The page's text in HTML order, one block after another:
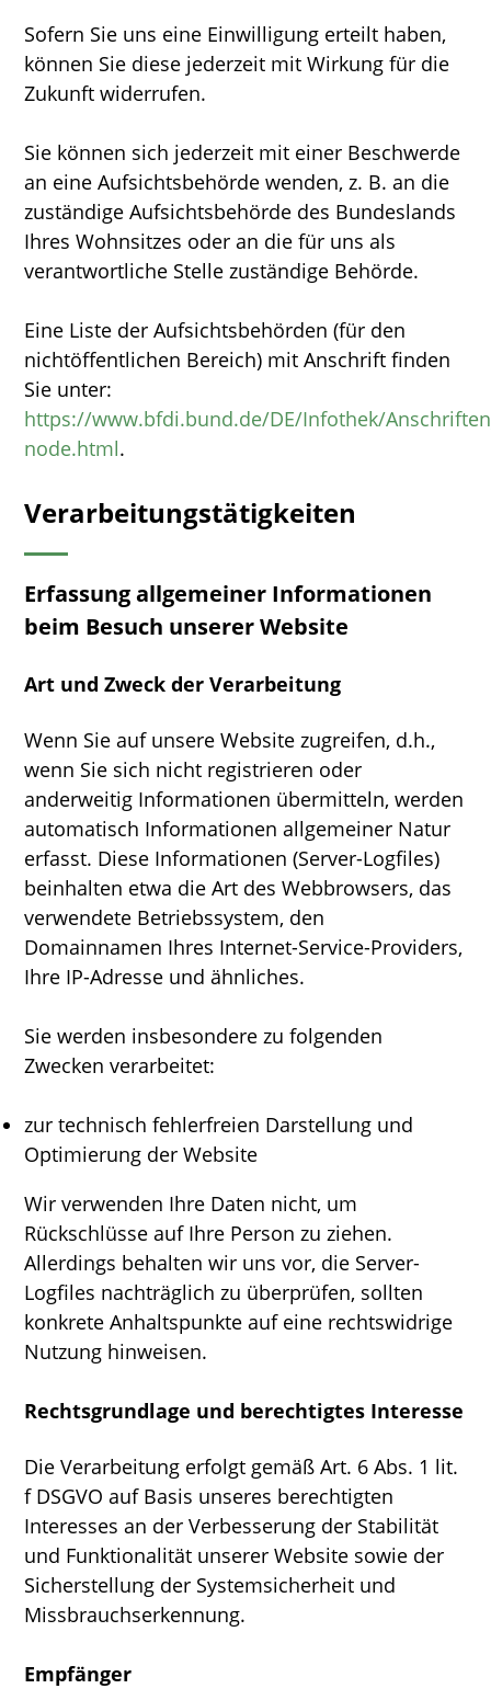
Sofern Sie uns eine Einwilligung erteilt haben,
können Sie diese jederzeit mit Wirkung für die
Zukunft widerrufen.
Sie können sich jederzeit mit einer Beschwerde
an eine Aufsichtsbehörde wenden, z. B. an die
zuständige Aufsichtsbehörde des Bundeslands
Ihres Wohnsitzes oder an die für uns als
verantwortliche Stelle zuständige Behörde.
Eine Liste der Aufsichtsbehörden (für den
nichtöffentlichen Bereich) mit Anschrift finden
Sie unter:
https://www.bfdi.bund.de/DE/Infothek/
node.html.
Verarbeitungstätigkeiten
Erfassung allgemeiner Informationen
beim Besuch unserer Website
Art und Zweck der Verarbeitung
Wenn Sie auf unsere Website zugreifen, d.h.,
wenn Sie sich nicht registrieren oder
anderweitig Informationen übermitteln, werden
automatisch Informationen allgemeiner Natur
erfasst. Diese Informationen (Server-Logfiles)
beinhalten etwa die Art des Webbrowsers, das
verwendete Betriebssystem, den
Domainnamen Ihres Internet-Service-Providers,
Ihre IP-Adresse und ähnliches.
Sie werden insbesondere zu folgenden
Zwecken verarbeitet:
zur technisch fehlerfreien Darstellung und
Optimierung der Website
Wir verwenden Ihre Daten nicht, um
Rückschlüsse auf Ihre Person zu ziehen.
Allerdings behalten wir uns vor, die Server-
Logfiles nachträglich zu überprüfen, sollten
konkrete Anhaltspunkte auf eine rechtswidrige
Nutzung hinweisen.
Rechtsgrundlage und berechtigtes Interesse
Die Verarbeitung erfolgt gemäß Art. 6 Abs. 1 lit.
f DSGVO auf Basis unseres berechtigten
Interesses an der Verbesserung der Stabilität
und Funktionalität unserer Website sowie der
Sicherstellung der Systemsicherheit und
Missbrauchserkennung.
Empfänger